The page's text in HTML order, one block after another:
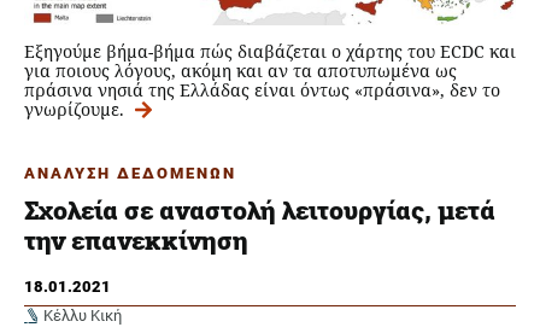
Εξηγούμε βήμα-βήμα πώς διαβάζεται ο χάρτης του ECDC και
για ποιους λόγους, ακόμη και αν τα αποτυπωμένα ως
πράσινα νησιά της Ελλάδας είναι όντως «πράσινα», δεν το
γνωρίζουμε.
ΑΝΑΛΥΣΗ ΔΕΔΟΜΕΝΩΝ
Σχολεία σε αναστολή λειτουργίας, μετά
την επανεκκίνηση
18.01.2021
Κέλλυ Κική